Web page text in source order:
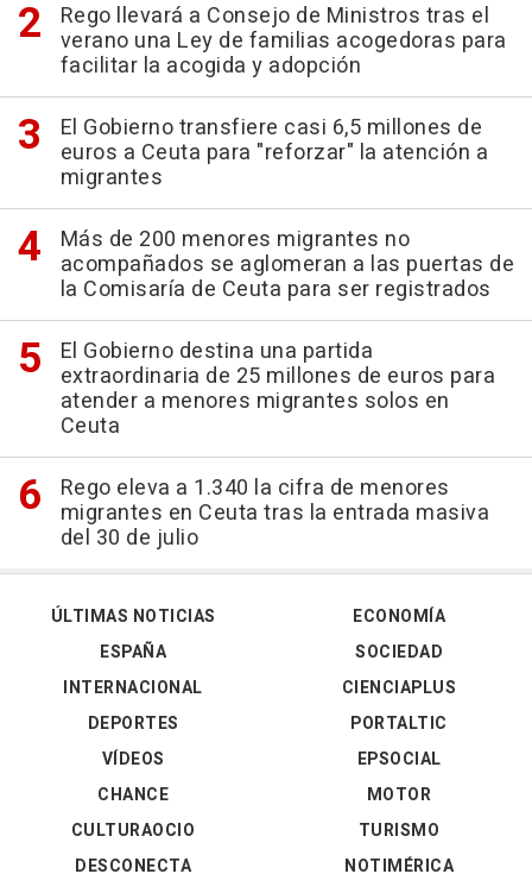
Rego llevará a Consejo de Ministros tras el
verano una Ley de familias acogedoras para
facilitar la acogida y adopción
El Gobierno transfiere casi 6,5 millones de
euros a Ceuta para "reforzar" la atención a
migrantes
Más de 200 menores migrantes no
acompañados se aglomeran a las puertas de
la Comisaría de Ceuta para ser registrados
El Gobierno destina una partida
extraordinaria de 25 millones de euros para
atender a menores migrantes solos en
Ceuta
Rego eleva a 1.340 la cifra de menores
migrantes en Ceuta tras la entrada masiva
del 30 de julio
ÚLTIMAS NOTICIAS
ESPAÑA
INTERNACIONAL
DEPORTES
VÍDEOS
ECONOMÍA
SOCIEDAD
CIENCIAPLUS
PORTALTIC
EPSOCIAL
CHANCE
CULTURAOCIO
DESCONECTA
MOTOR
TURISMO
NOTIMÉRICA